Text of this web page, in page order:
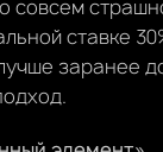
совсем
ставке
заранее